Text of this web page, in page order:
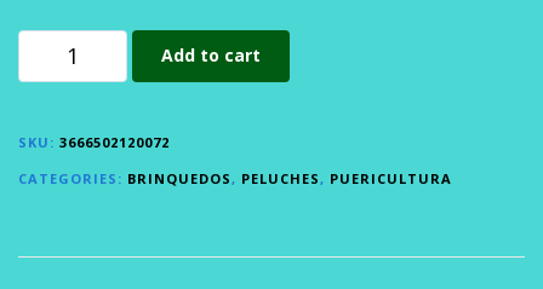
Add to cart
SKU: 3666502120072
CATEGORIES: BRINQUEDOS, PELUCHES, PUERICULTURA